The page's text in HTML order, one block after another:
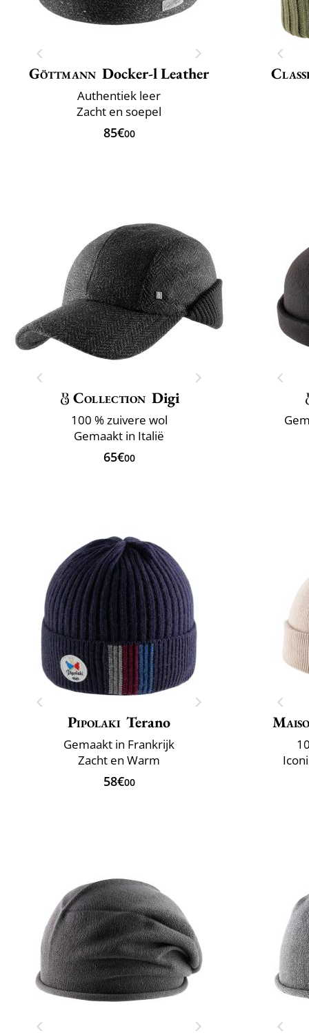
Göttmann Docker-l Leather
Authentiek leer
Zacht en soepel
85€00
Collection Digi
100 % zuivere wol
Gemaakt in Italië
65€00
Pipolaki Terano
Gemaakt in Frankrijk
Zacht en Warm
58€00